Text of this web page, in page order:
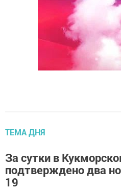
ТЕМА ДНЯ
За сутки в
подтверждено два
19